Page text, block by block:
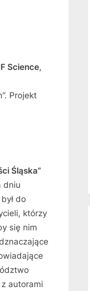
Science,
Projekt
Śląska”
dniu
do
którzy
się nim
autorami